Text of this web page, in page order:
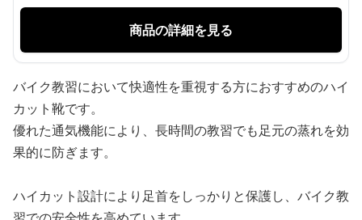
商品の詳細を見る
バイク教習において快適性を重視する方におすすめのハイ
カット靴です。
優れた通気機能により、長時間の教習でも足元の蒸れを効
果的に防ぎます。
ハイカット設計により足首をしっかりと保護し、バイク教